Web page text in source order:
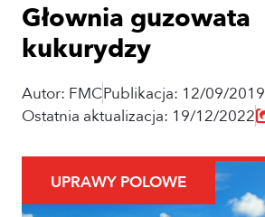
Głownia guzowata
kukurydzy
Autor: FMCPublikacja: 12/09/2019
Ostatnia aktualizacja: 19/12/2022
UPRAWY POLOWE